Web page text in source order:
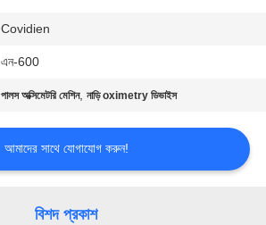
Covidien
এন-600
পালস অক্সিমেটরি মেশিন,নাড়ি oximetry ডিভাইস
আমাদের সাথে যোগাযোগ করুন!
বিশদ প্রকাশ